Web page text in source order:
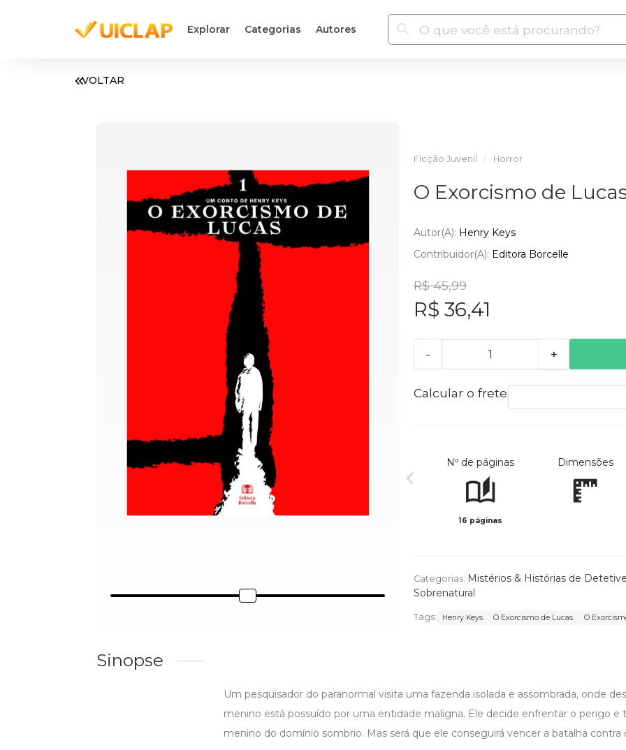
Explorar Categorias Autores
VOLTAR
Ficção Juvenil Horror
O Exorcismo de
Autor(a): Henry Keys
Contribuidor(a): Editora Borcelle
R$ 45,99
R$ 36,41
- +
Calcular o frete
Nº de páginas
16 páginas
Dimensões
Categorias: Mistérios & Histórias de Detetive
Sobrenatural
Tags: Henry Keys O Exorcismo de Lucas O
Sinopse
Um pesquisador do paranormal visita uma fazenda isolada e assombrada, onde
menino está possuído por uma entidade maligna. Ele decide enfrentar o perigo e
menino do domínio sombrio. Mas será que ele conseguirá vencer a batalha contra